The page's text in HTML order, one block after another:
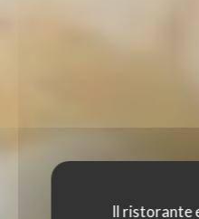
Il ristorante